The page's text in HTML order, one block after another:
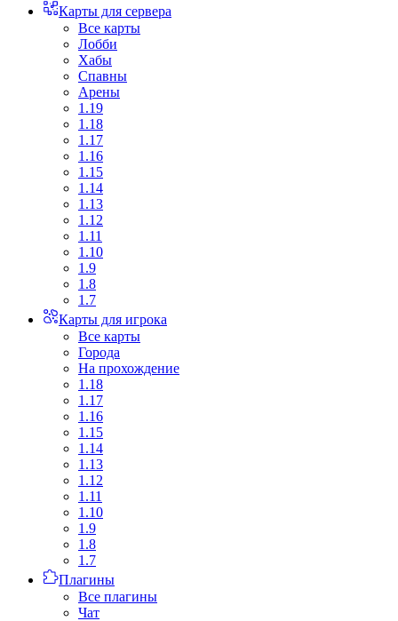
Карты для сервера
Все карты
Лобби
Хабы
Спавны
Арены
1.19
1.18
1.17
1.16
1.15
1.14
1.13
1.12
1.11
1.10
1.9
1.8
1.7
Карты для игрока
Все карты
Города
На прохождение
1.18
1.17
1.16
1.15
1.14
1.13
1.12
1.11
1.10
1.9
1.8
1.7
Плагины
Все плагины
Чат